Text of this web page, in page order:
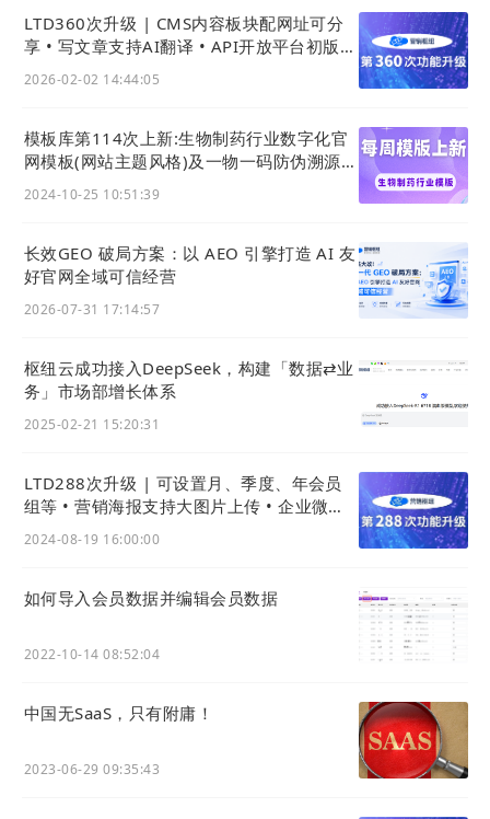
点也是个体、机构或企业的官网，互联网世界整个信
息检索并显示的过程，需要通过Website来发布，构
建数字化存在，利用Website来提供相关的网络服
的唯一传播载体，真正的私域。
工业革命更迭·数字经济成为新高地
1785年，瓦特制成的改良型蒸汽机的投入使用，人
类社会由此进入“蒸汽时代”。在
燃煤蒸汽机的商品化
带动下，社会生产力得到解放的同时也出现了能够为
农耕文化到以大型制造业工厂 为核心的工业化城市发
展的根本性转变。占主导的不再是个体劳动力，而是
慢慢被资本家把持的、雇佣劳动阶层的行业所取代。
程加快，英国也成为世界上第一个工业国家。
19世纪，伴随着一系列的重大发明创造，以电气化为
成了发电机，新技术成就成为补充和取代以蒸汽机为
动力的新能源，使得电力、钢铁、铁路、化工、汽车
等重工业兴起，（如：钢铁制造的进步，使得批量化
能源，并促使交通的迅速发展（如：铁路基础设施的
运输速度的提升以及机器驱动生产带来的价
格下降 ），世界各国的交流更为频繁，并逐渐形成一
LTD360次升级 | CMS内容板块配网址可分
享 • 写文章支持AI翻译 • API开放平台初版上
2026-02-02 14:44:05
模板库第114次上新:生物制药行业数字化官
网模板(网站主题风格)及一物一码防伪溯源系
2024-10-25 10:51:39
长效GEO 破局方案：以 AEO 引擎打造 AI 友
好官网全域可信经营
2026-07-31 17:14:57
枢纽云成功接入DeepSeek，构建「数据⇄业
务」市场部增长体系
2025-02-21 15:20:31
LTD288次升级 | 可设置月、季度、年会员
组等 • 营销海报支持大图片上传 • 企业微信
2024-08-19 16:00:00
如何导入会员数据并编辑会员数据
2022-10-14 08:52:04
中国无SaaS，只有附庸！
2023-06-29 09:35:43